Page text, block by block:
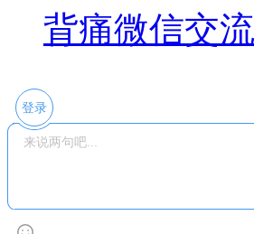
背痛微信交
登录